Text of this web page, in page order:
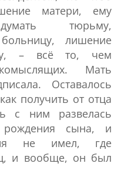
матери, ему
тюрьму,
больницу, лишение
– всё то, чем
Мать
Оставалось
получить от отца
с ним развелась
сына, и
не имел, где
и вообще, он был